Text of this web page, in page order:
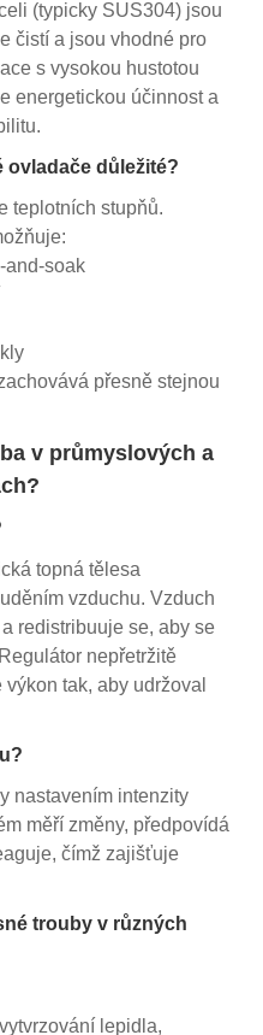
(typicky SUS304) jsou
čistí a jsou vhodné pro
s vysokou hustotou
energetickou účinnost a
ovladače důležité?
teplotních stupňů.
and-soak
přesně stejnou
v průmyslových a
topná tělesa
vzduchu. Vzduch
redistribuuje se, aby se
nepřetržitě
tak, aby udržoval
nastavením intenzity
měří změny, předpovídá
čímž zajišťuje
trouby v různých
lepidla,